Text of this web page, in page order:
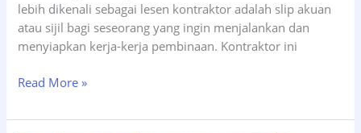
lebih dikenali sebagai lesen kontraktor adalah slip akuan
atau sijil bagi seseorang yang ingin menjalankan dan
menyiapkan kerja-kerja pembinaan. Kontraktor ini
Read More »